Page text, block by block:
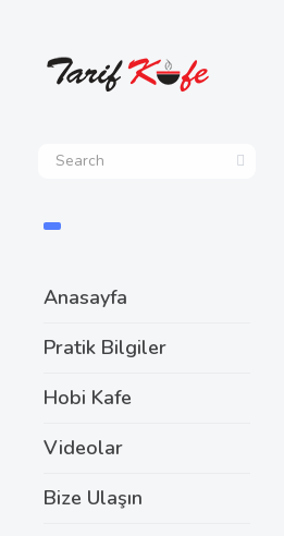
Anasayfa
Pratik Bilgiler
Hobi Kafe
Videolar
Bize Ulaşın